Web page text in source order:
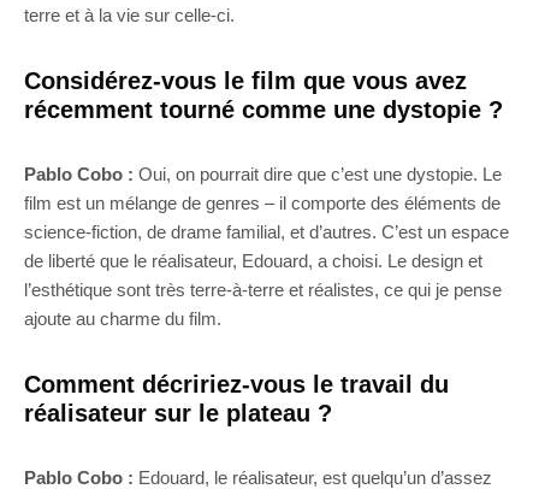
terre et à la vie sur celle-ci.
Considérez-vous le film que vous avez
récemment tourné comme une dystopie ?
Pablo Cobo : Oui, on pourrait dire que c’est une dystopie. Le
film est un mélange de genres – il comporte des éléments de
science-fiction, de drame familial, et d’autres. C’est un espace
de liberté que le réalisateur, Edouard, a choisi. Le design et
l’esthétique sont très terre-à-terre et réalistes, ce qui je pense
ajoute au charme du film.
Comment décririez-vous le travail du
réalisateur sur le plateau ?
Pablo Cobo : Edouard, le réalisateur, est quelqu’un d’assez